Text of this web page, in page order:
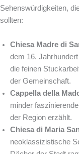
Sehenswürdigkeiten,
sollten:
Chiesa Madre di
dem 16.
die feinen
der Gemeinschaft.
Cappella della
minder
der Region erzählt.
Chiesa di Maria
neoklassizistische